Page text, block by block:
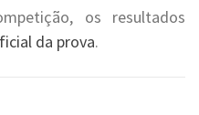
os resultados
da prova.